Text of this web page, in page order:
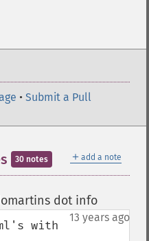
• Submit a Pull
＋ add a note
30 notes
dot info¶
13 years ago
with